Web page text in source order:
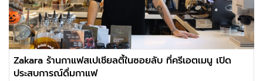
Zakara ร้านกาแฟสเปเชียลตี้ในซอยลับ ที่ครีเอตเมนู เปิด
ประสบการณ์ดื่มกาแฟ